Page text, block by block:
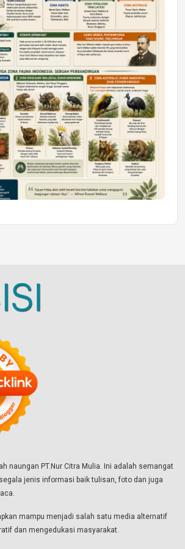
naungan PT.Nur Citra Mulia. Ini adalah semangat
jenis informasi baik tulisan, foto dan juga
mampu menjadi salah satu media alternatif
dan mengedukasi masyarakat.